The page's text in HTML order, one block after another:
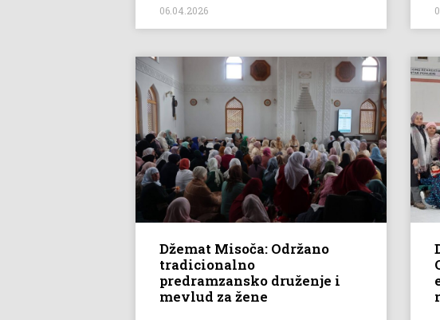
06.04.2026
Džemat Misoča: Održano
tradicionalno
predramzansko druženje i
mevlud za žene